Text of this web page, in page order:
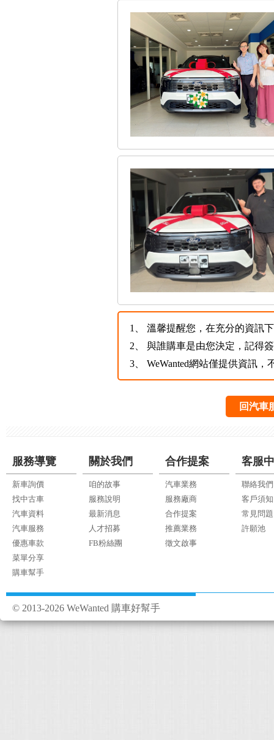
1、
溫馨提醒您，在充分的資訊
2、
與誰購車是由您決定，記得
3、
WeWanted網站僅提供資訊
回汽車
服務導覽
新車詢價
找中古車
汽車資料
汽車服務
優惠車款
菜單分享
購車幫手
關於我們
咱的故事
服務說明
最新消息
人才招募
FB粉絲團
合作提案
汽車業務
服務廠商
合作提案
推薦業務
徵文啟事
客服
聯絡我們
客戶須知
常見問題
許願池
© 2013-2026 WeWanted 購車好幫手